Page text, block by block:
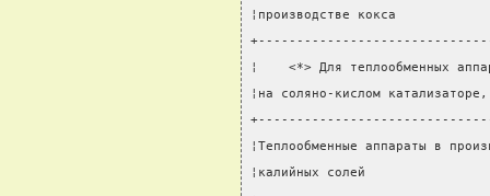
¦производстве кокса
¦    <*> Для теплообменных
¦на соляно-кислом
¦Теплообменные аппараты
¦калийных солей